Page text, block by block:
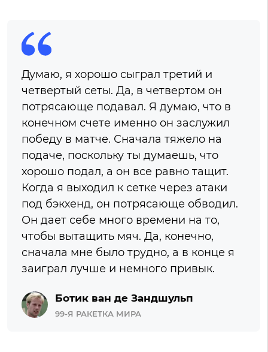
Думаю, я хорошо сыграл третий и
четвертый сеты. Да, в четвертом он
потрясающе подавал. Я думаю, что в
конечном счете именно он заслужил
победу в матче. Сначала тяжело на
подаче, поскольку ты думаешь, что
хорошо подал, а он все равно тащит.
Когда я выходил к сетке через атаки
под бэкхенд, он потрясающе обводил.
Он дает себе много времени на то,
чтобы вытащить мяч. Да, конечно,
сначала мне было трудно, а в конце я
заиграл лучше и немного привык.
Ботик ван де Зандшульп
99-Я РАКЕТКА МИРА